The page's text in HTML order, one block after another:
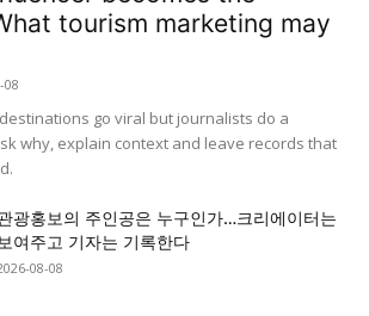
tourism marketing may
08
go viral but journalists do a
why, explain context and leave records that
광홍보의 주인공은 누구인가…크리에이터는
보여주고 기자는 기록한다
08-08